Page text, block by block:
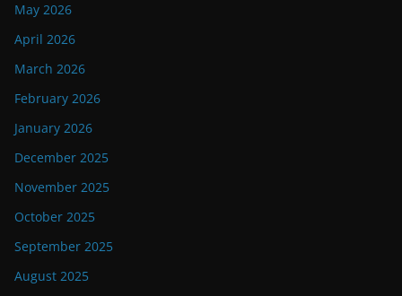
May 2026
April 2026
March 2026
February 2026
January 2026
December 2025
November 2025
October 2025
September 2025
August 2025